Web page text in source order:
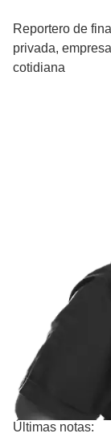
Reportero de
privada,
cotidiana
Últimas notas: